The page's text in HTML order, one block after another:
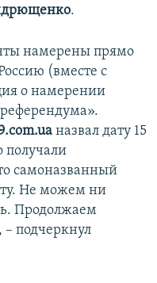
.
намерены прямо
(вместе с
о намерении
назвал дату 15
самоназванный
Не можем ни
Продолжаем
– подчеркнул